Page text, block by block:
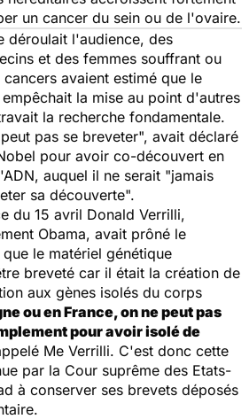
un cancer du sein ou de l'ovaire.
déroulait l'audience, des
et des femmes souffrant ou
avaient estimé que le
empêchait la mise au point d'autres
la recherche fondamentale.
pas se breveter", avait déclaré
pour avoir co-découvert en
auquel il ne serait "jamais
sa découverte".
du 15 avril Donald Verrilli,
Obama, avait prôné le
le matériel génétique
breveté car il était la création de
aux gènes isolés du corps
ou en France, on ne peut pas
pour avoir isolé de
Me Verrilli. C'est donc cette
par la Cour suprême des Etats-
à conserver ses brevets déposés